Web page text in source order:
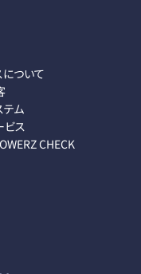
ついて
ム
ビス
CHECK